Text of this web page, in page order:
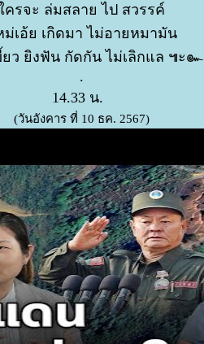
รจะ ล่มสลาย ไป สวรรค์
เอ้ย เกิดมา ไม่อายหมามัน
ยิงฟัน กัดกัน ไม่เลิกแล ๚ะ๛
.
14.33 น.
(วันอังคาร ที่ 10 ธค. 2567)